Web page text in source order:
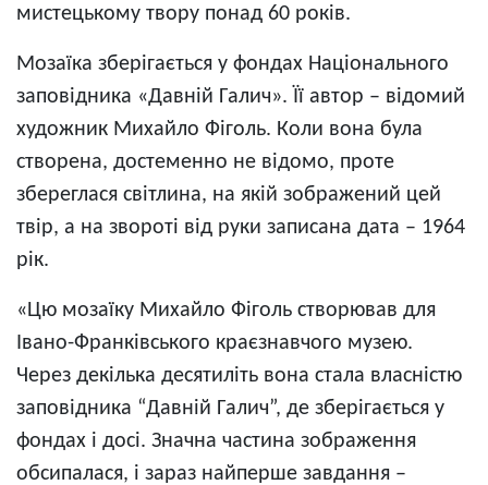
мистецькому твору понад 60 років.
Мозаїка зберігається у фондах Національного
заповідника «Давній Галич». Її автор – відомий
художник Михайло Фіголь. Коли вона була
створена, достеменно не відомо, проте
збереглася світлина, на якій зображений цей
твір, а на звороті від руки записана дата – 1964
рік.
«Цю мозаїку Михайло Фіголь створював для
Івано-Франківського краєзнавчого музею.
Через декілька десятиліть вона стала власністю
заповідника “Давній Галич”, де зберігається у
фондах і досі. Значна частина зображення
обсипалася, і зараз найперше завдання –